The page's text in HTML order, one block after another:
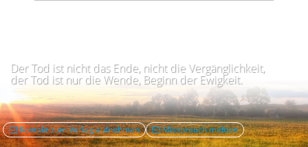
Der Tod ist nicht das Ende, nicht die Vergänglichkeit,
der Tod ist nur die Wende, Beginn der Ewigkeit.
Kontakt zum Verlag aufnehmen Missbrauch melden